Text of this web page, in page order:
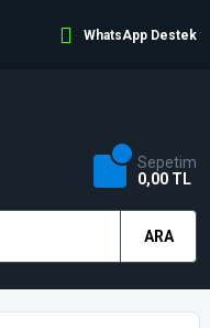
WhatsApp Destek
ARA
Sepetim
0,00 TL